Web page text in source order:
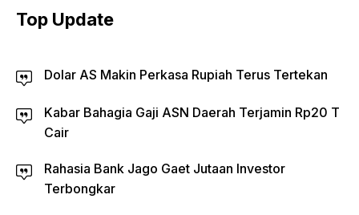
Top Update
Dolar AS Makin Perkasa Rupiah Terus Tertekan
Kabar Bahagia Gaji ASN Daerah Terjamin Rp20 T
Cair
Rahasia Bank Jago Gaet Jutaan Investor
Terbongkar